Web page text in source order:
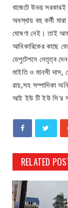
বাজেটে উভয়
অবস্থায় বহু কর্মী
ঘোষণা নেই। তাই আজ
আধিকারিকের কাছে
ডেপুটেশনে নেতৃত্ব
মাইতি ও মানসী দাস,
রায়,সহ সম্পাদিকা
আই ইউ টি ইউ সি'র
RELATED